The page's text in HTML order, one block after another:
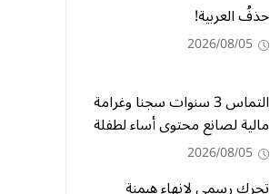
حذفُ العربية!
2026/08/05
التماس 3 سنوات سجنا وغرامة
مالية لصانع محتوى أساء لطفلة
2026/08/05